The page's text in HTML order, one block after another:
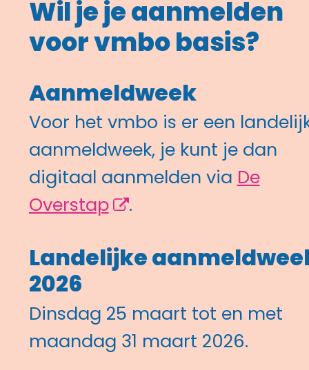
Wil je je aanmelden
voor vmbo basis?
Aanmeldweek
Voor het vmbo is er een
aanmeldweek, je kunt je dan
digitaal aanmelden via De
Overstap
.
Landelijke
2026
Dinsdag 25 maart tot en met
maandag 31 maart 2026.